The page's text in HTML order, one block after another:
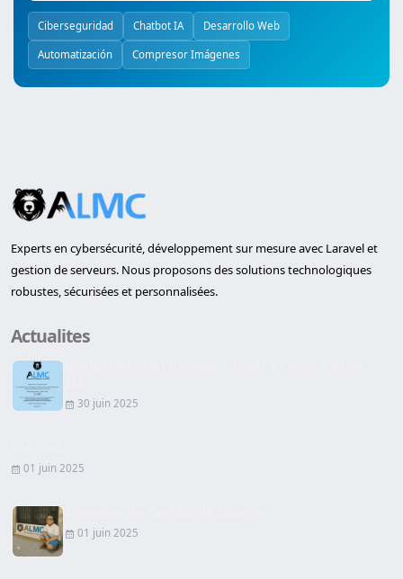
Ciberseguridad Chatbot IA Desarrollo Web
Automatización Compresor Imágenes
Experts en cybersécurité, développement sur mesure avec Laravel et
gestion de serveurs. Nous proposons des solutions technologiques
robustes, sécurisées et personnalisées.
Actualites
30 juin 2025
01 juin 2025
01 juin 2025